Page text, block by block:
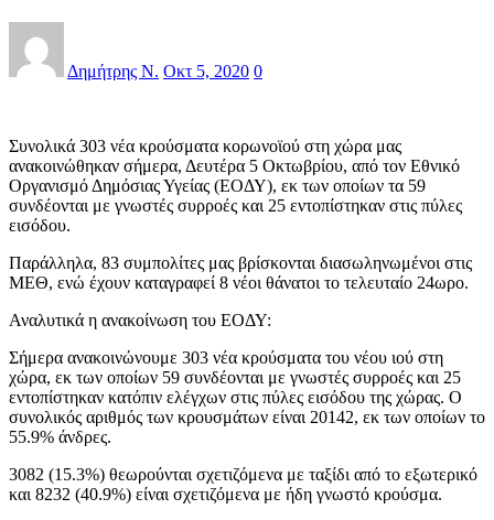
Δημήτρης Ν. Οκτ 5, 2020 0
Συνολικά 303 νέα κρούσματα κορωνοϊού στη χώρα μας
ανακοινώθηκαν σήμερα, Δευτέρα 5 Οκτωβρίου, από τον Εθνικό
Οργανισμό Δημόσιας Υγείας (ΕΟΔΥ), εκ των οποίων τα 59
συνδέονται με γνωστές συρροές και 25 εντοπίστηκαν στις πύλες
εισόδου.
Παράλληλα, 83 συμπολίτες μας βρίσκονται διασωληνωμένοι στις
ΜΕΘ, ενώ έχουν καταγραφεί 8 νέοι θάνατοι το τελευταίο 24ωρο.
Αναλυτικά η ανακοίνωση του ΕΟΔΥ:
Σήμερα ανακοινώνουμε 303 νέα κρούσματα του νέου ιού στη
χώρα, εκ των οποίων 59 συνδέονται με γνωστές συρροές και 25
εντοπίστηκαν κατόπιν ελέγχων στις πύλες εισόδου της χώρας. Ο
συνολικός αριθμός των κρουσμάτων είναι 20142, εκ των οποίων το
55.9% άνδρες.
3082 (15.3%) θεωρούνται σχετιζόμενα με ταξίδι από το εξωτερικό
και 8232 (40.9%) είναι σχετιζόμενα με ήδη γνωστό κρούσμα.